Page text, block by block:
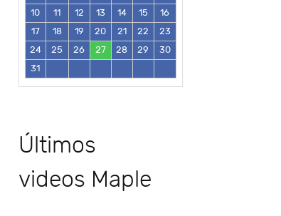
10
11 12 13 14 15
16
17
18 19 20 21 22
23
24
25 26 27 28 29
30
31
Últimos
videos Maple